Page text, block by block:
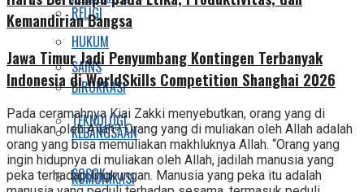
HUKUM
BIROKRASI
KEBANGSAAN
KOMUNIKASI
RELIGI
SAINS
TEKNOLOGI
SOSOK
Kemandirian Bangsa
Jawa Timur Jadi Penyumbang Kontingen Terbanyak
Indonesia di WorldSkills Competition Shanghai 2026
Pada ceramahnya Kiai Zakki menyebutkan, orang yang di
muliakan oleh Allah? Orang yang di muliakan oleh Allah adalah
orang yang bisa memuliakan makhluknya Allah. “Orang yang
ingin hidupnya di muliakan oleh Allah, jadilah manusia yang
peka terhadap lingkungan. Manusia yang peka itu adalah